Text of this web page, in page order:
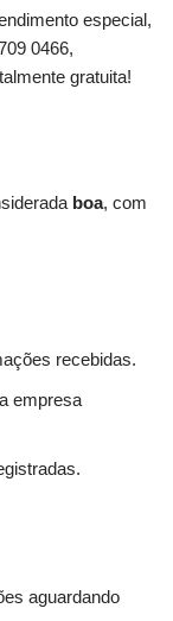
especial,
0466,
gratuita!
boa, com
recebidas.
empresa
aguardando